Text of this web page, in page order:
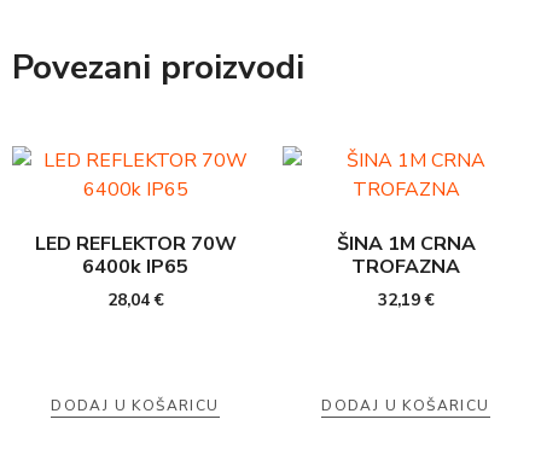
Povezani proizvodi
LED REFLEKTOR 70W
6400k IP65
28,04€
DODAJ U KOŠARICU
ŠINA 1M CRNA
TROFAZNA
32,19€
DODAJ U KOŠARICU